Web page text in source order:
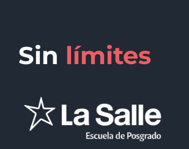
Sin límites